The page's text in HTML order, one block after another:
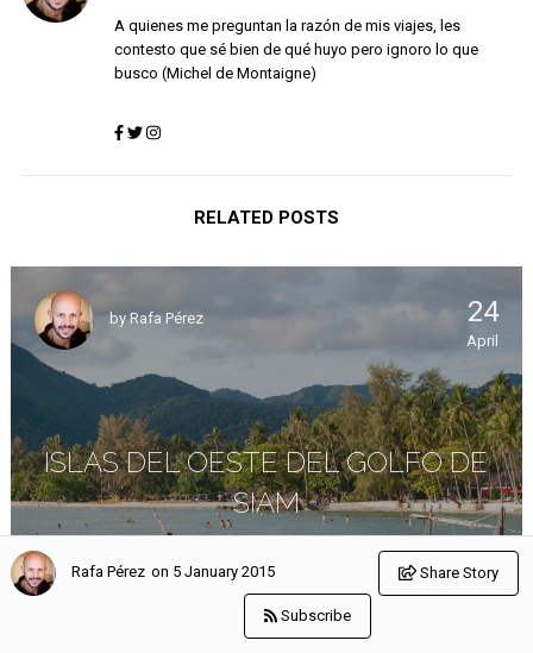
Rafa Pérez on 5 January 2015 Share Story
Subscribe
A quienes me preguntan la razón de mis viajes, les
contesto que sé bien de qué huyo pero ignoro lo que
busco (Michel de Montaigne)
RELATED POSTS
byRafa Pérez 24
April
ISLAS DEL OESTE DEL GOLFO DE
SIAM